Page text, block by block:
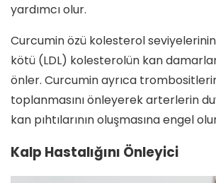
yardımcı olur.
Curcumin özü kolesterol
kötü (LDL) kolesterolün kan
önler. Curcumin ayrıca
toplanmasını önleyerek arterlerin
kan pıhtılarının oluşmasına engel
Kalp Hastalığını Önleyici